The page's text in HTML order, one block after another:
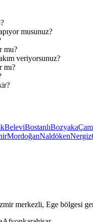
musunuz?
mu?
veriyorsunuz?
mı?
BeleviBostanlıBozyaka
MordoğanNaldökenNergiz
merkezli, Ege bölgesi